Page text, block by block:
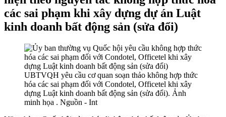
các sai phạm khi xây dựng dự án Luật
kinh doanh bất động sản (sửa đổi)
UBTVQH yêu cầu cơ quan soạn thảo không hợp thức
hóa các sai phạm đối với Condotel, Officetel khi xây
dựng Luật kinh doanh bất động sản (sửa đổi). Ảnh
minh họa . Nguồn - Int